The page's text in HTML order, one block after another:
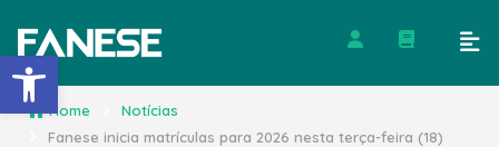
Barra de Ferramentas
Home
Notícias
Fanese inicia matrículas para 2026 nesta terça-feira (18)